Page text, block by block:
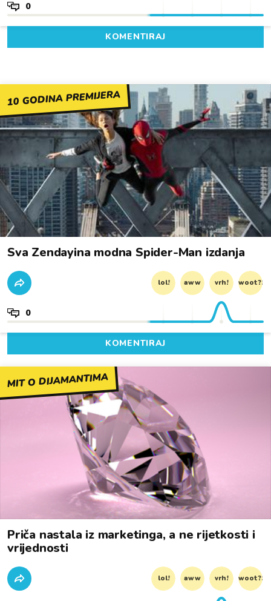
0
KOMENTIRAJ
10 GODINA PREMIJERA
Sva Zendayina modna Spider-Man izdanja
lol! aww vrh! woot?!
0
KOMENTIRAJ
MIT O DIJAMANTIMA
Priča nastala iz marketinga, a ne rijetkosti i
vrijednosti
lol! aww vrh! woot?!